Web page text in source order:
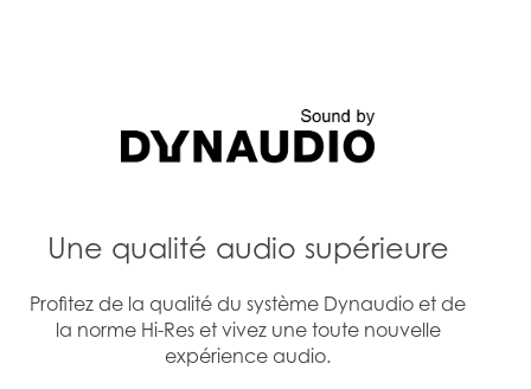
Thunderbolt™ 4 Jack audio combo
Une qualité audio supérieure
Profitez de la qualité du système Dynaudio et de
la norme Hi-Res et vivez une toute nouvelle
expérience audio.